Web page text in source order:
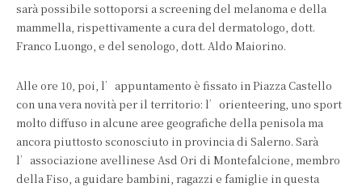
sarà possibile sottoporsi a screening del melanoma e della
mammella, rispettivamente a cura del dermatologo, dott.
Franco Luongo, e del senologo, dott. Aldo Maiorino.
Alle ore 10, poi, l’appuntamento è fissato in Piazza Castello
con una vera novità per il territorio: l’orienteering, uno sport
molto diffuso in alcune aree geografiche della penisola ma
ancora piuttosto sconosciuto in provincia di Salerno. Sarà
l’associazione avellinese Asd Ori di Montefalcione, membro
della Fiso, a guidare bambini, ragazzi e famiglie in questa